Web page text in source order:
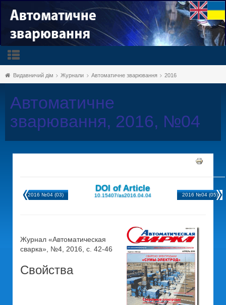
Видавничий дім Журнали Автоматичне зварювання 2016
Автоматичне
зварювання, 2016, №04
2016 №04 (03)
DOI of Article
10.15407/as2016.04.04 2016 №04 (05)
Журнал «Автоматическая
сварка», №4, 2016, с. 42-46
Свойства